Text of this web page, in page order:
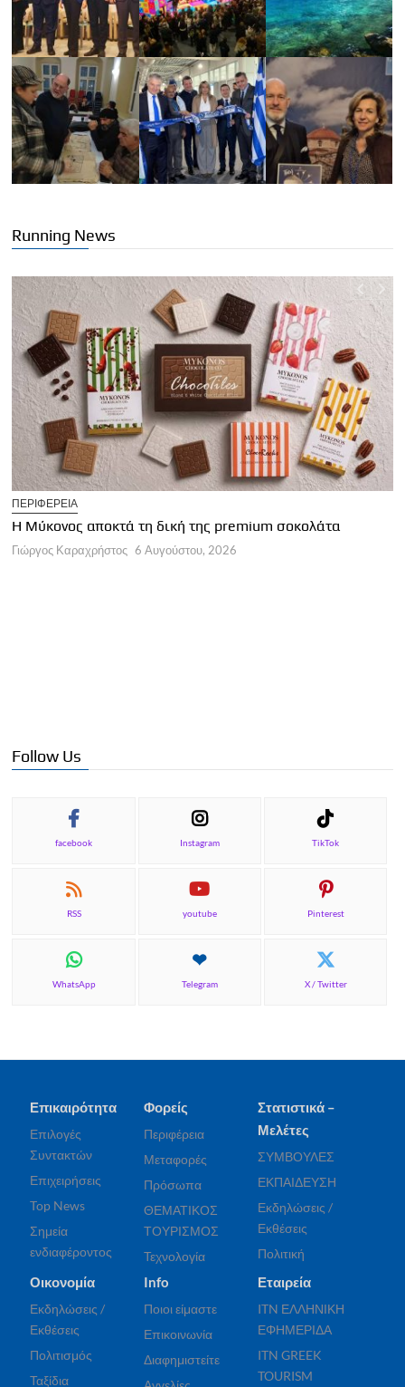
Running News
ΠΕΡΙΦΕΡΕΙΑ
Η Μύκονος αποκτά τη δική της premium σοκολάτα
Γιώργος Καραχρήστος 6 Αυγούστου, 2026
Follow Us
facebook Instagram TikTok
RSS youtube Pinterest
WhatsApp Telegram X / Twitter
Επικαιρότητα
Επιλογές
Συντακτών
Επιχειρήσεις
Top News
Σημεία
ενδιαφέροντος
Φορείς
Περιφέρεια
Μεταφορές
Πρόσωπα
ΘΕΜΑΤΙΚΟΣ
ΤΟΥΡΙΣΜΟΣ
Τεχνολογία
Στατιστικά –
Μελέτες
ΣΥΜΒΟΥΛΕΣ
ΕΚΠΑΙΔΕΥΣΗ
Εκδηλώσεις /
Εκθέσεις
Πολιτική
Οικονομία
Εκδηλώσεις /
Εκθέσεις
Πολιτισμός
Ταξίδια
Info
Ποιοι είμαστε
Επικοινωνία
Διαφημιστείτε
Εταιρεία
ITN ΕΛΛΗΝΙΚΗ
ΕΦΗΜΕΡΙΔΑ
ITN GREEK
TOURISM